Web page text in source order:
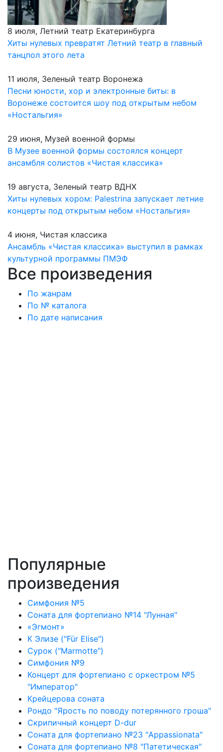
8 июля, Летний театр Екатеринбурга
Хиты нулевых превратят Летний театр в главный
танцпол этого лета
11 июля, Зеленый театр Воронежа
Песни юности, хор и электронные биты: в
Воронеже состоится шоу под открытым небом
«Ностальгия»
29 июня, Музей военной формы
В Музее военной формы состоялся концерт
ансамбля солистов «Чистая классика»
19 августа, Зеленый театр ВДНХ
Хиты нулевых хором: Palestrina запускает летние
концерты под открытым небом «Ностальгия»
4 июня, Чистая классика
Ансамбль «Чистая классика» выступил в рамках
культурной программы ПМЭФ
Все произведения
По жанрам
По № каталога
По дате написания
Популярные
произведения
Симфония №5
Соната для фортепиано №14 "Лунная"
«Эгмонт»
К Элизе ("Für Elise")
Сурок ("Marmotte")
Симфония №9
Концерт для фортепиано с оркестром №5
"Император"
Крейцерова соната
Рондо "Ярость по поводу потерянного гроша"
Скрипичный концерт D-dur
Соната для фортепиано №23 "Appassionata"
Соната для фортепиано №8 "Патетическая"